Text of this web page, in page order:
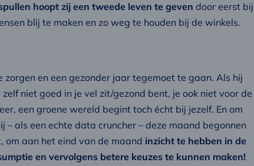
hoopt zij een tweede leven te geven door eerst bij
blij te maken en zo weg te houden bij de winkels.
en een gezonder jaar tegemoet te gaan. Als hij
niet goed in je vel zit/gezond bent, je ook niet voor de
een groene wereld begint toch écht bij jezelf. En om
als een echte data cruncher – deze maand begonnen
om aan het eind van de maand inzicht te hebben in de
en vervolgens betere keuzes te kunnen maken!